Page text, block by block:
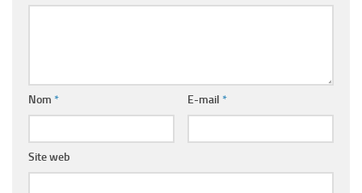
Nom * E-mail *
Site web